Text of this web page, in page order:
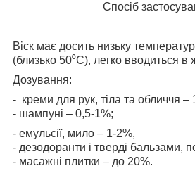
Спосіб
Віск має досить низьку
(близько 50⁰С), легко вводиться в
Дозування:
- креми для рук, тіла та обличчя –
- шампуні – 0,5-1%;
- емульсії, мило – 1-2%,
- дезодоранти і тверді бальзами,
- масажні плитки – до 20%.